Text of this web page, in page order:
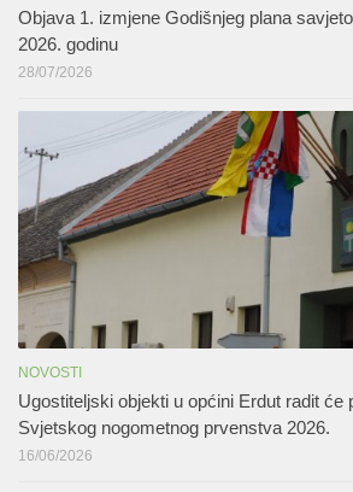
Objava 1. izmjene Godišnjeg plana
2026. godinu
28/07/2026
NOVOSTI
Ugostiteljski objekti u općini Erdut radit će
Svjetskog nogometnog prvenstva 2026.
16/06/2026